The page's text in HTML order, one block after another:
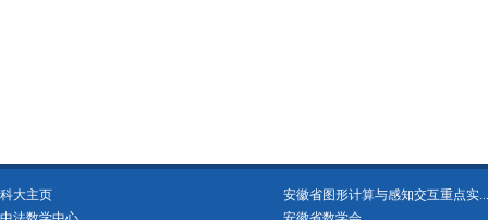
科大主页
安徽省图形计算与感知交互重点实...